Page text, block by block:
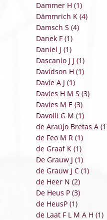
Dammer H (1)
Dämmrich K (4)
Damsch S (4)
Danek F (1)
Daniel J (1)
Dascanio J J (1)
Davidson H (1)
Davie A J (1)
Davies H M S (3)
Davies M E (3)
Davolli G M (1)
de Araújo Bretas A
de Feo M R (1)
de Graaf K (1)
De Grauw J (1)
de Grauw J C (1)
de Heer N (2)
De Heus P (3)
de HeusP (1)
de Laat F L M A H (1)